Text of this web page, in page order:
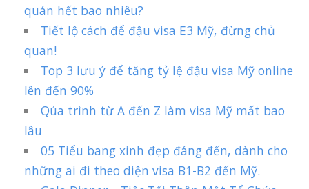
quán hết bao nhiêu?
Tiết lộ cách để đậu visa E3 Mỹ, đừng chủ
quan!
Top 3 lưu ý để tăng tỷ lệ đậu visa Mỹ online
lên đến 90%
Qúa trình từ A đến Z làm visa Mỹ mất bao
lâu
05 Tiểu bang xinh đẹp đáng đến, dành cho
những ai đi theo diện visa B1-B2 đến Mỹ.